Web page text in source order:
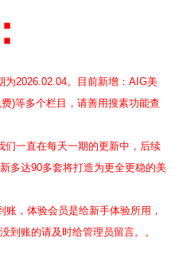
为2026.02.04。目前新增：AIG美
)等多个栏目，请善用搜素功能查
们一直在每天一期的更新中，后续
多达90多套将打造为更全更稳的美
账，体验会员是给新手体验所用，
到账的请及时给管理员留言。。